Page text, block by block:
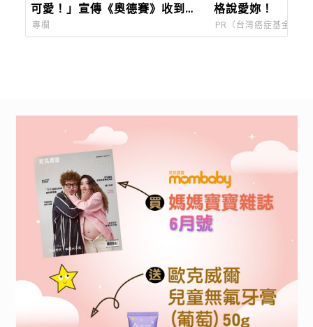
可愛！」宣傳《奧德賽》收到這
份針織寶寶禮物籃，讓她感動到
專欄
格說愛妳！
PR（台灣癌症基金會）